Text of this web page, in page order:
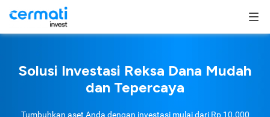
Solusi Investasi Reksa Dana Mudah
dan Tepercaya
Tumbuhkan aset Anda dengan investasi mulai dari Rp 10.000